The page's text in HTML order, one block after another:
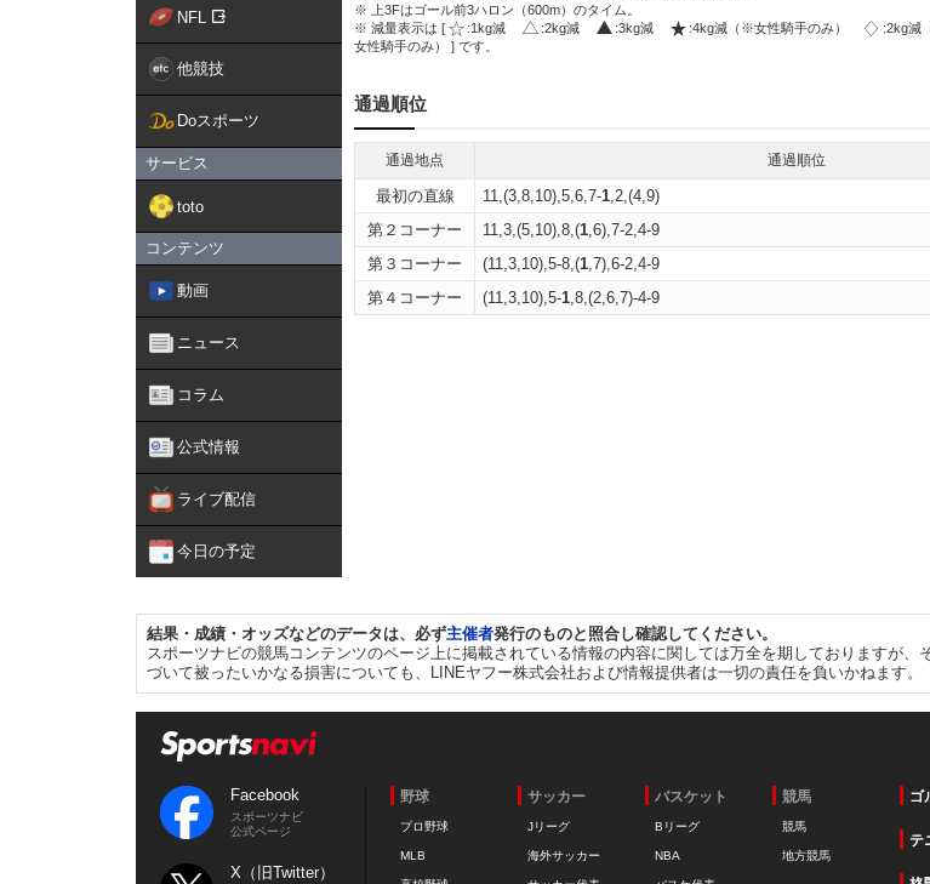
NFL
他競技
Doスポーツ
サービス
toto
コンテンツ
動画
ニュース
コラム
公式情報
ライブ配信
今日の予定
※ 上3Fはゴール前3ハロン（600m）のタイム。
※ 減量表示は [
:1kg減 :2kg減 :3kg減 :4kg減（※女性騎手のみ）
:2kg減
女性騎手のみ） ] です。
通過順位
通過地点 通過順位
最初の直線 11,(3,8,10),5,6,7-1,2,(4,9)
第２コーナー
11,3,(5,10),8,(1,6),7-2,4-9
第３コーナー
(11,3,10),5-8,(1,7),6-2,4-9
第４コーナー
(11,3,10),5-1,8,(2,6,7)-4-9
結果・成績・オッズなどのデータは、必ず主催者発行のものと照合し確認してください。
スポーツナビの競馬コンテンツのページ上に掲載されている情報の内容に関しては万全を期しておりますが
づいて被ったいかなる損害についても、LINEヤフー株式会社および情報提供者は一切の責任を負いかねます。
Facebook
スポーツナビ
公式ページ
X（旧Twitter）
野球
プロ野球
MLB
サッカー
Jリーグ
海外サッカー
バスケット
Bリーグ
NBA
競馬
競馬
地方競馬
ゴ
テ